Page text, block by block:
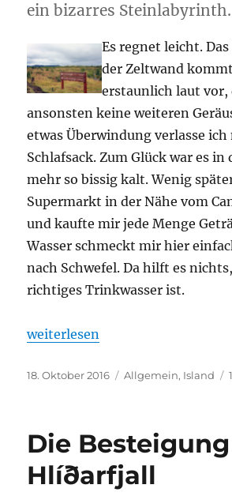
ein bizarres Steinlabyrinth.
Es regnet leicht.
der Zeltwand
erstaunlich laut vor,
ansonsten keine weiteren
etwas Überwindung verlasse
Schlafsack. Zum Glück war es
mehr so bissig kalt. Wenig
Supermarkt in der Nähe vom
und kaufte mir jede Menge
Wasser schmeckt mir hier
nach Schwefel. Da hilft es
richtiges Trinkwasser ist.
„Die Wanderung zum Hverfjall
weiterlesen
Veröffentlicht
18. Oktober 2016 Kategorien
Allgemein, Island
Die
Hlíðarfjall